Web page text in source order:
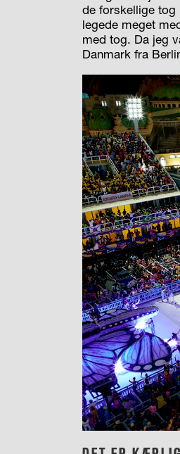
de forskellige tog
legede meget
med tog. Da jeg
Danmark fra